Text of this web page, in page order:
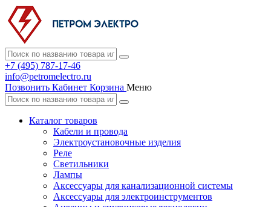
+7 (495) 787-17-46
info@petromelectro.ru
Позвонить Кабинет Корзина Меню
Каталог товаров
Кабели и провода
Электроустановочные изделия
Реле
Светильники
Лампы
Аксессуары для канализационной системы
Аксессуары для электроинструментов